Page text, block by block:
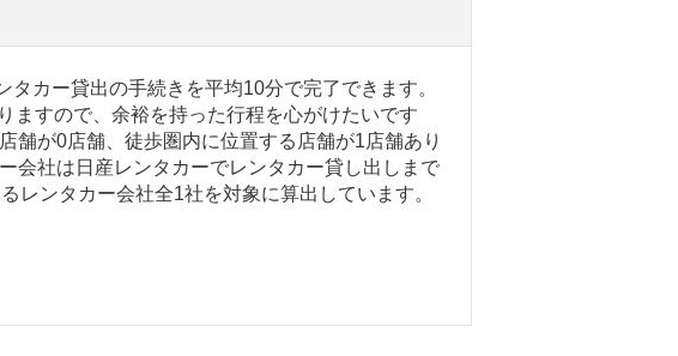
カー貸出の手続きを平均10分で完了できます。
ますので、余裕を持った行程を心がけたいです
舗が0店舗、徒歩圏内に位置する店舗が1店舗あり
会社は日産レンタカーでレンタカー貸し出しまで
ンタカー会社全1社を対象に算出しています。